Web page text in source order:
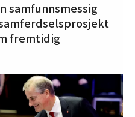
samfunnsmessig
fremtidig